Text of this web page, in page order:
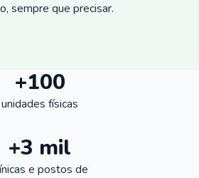
sempre que precisar.
+100
unidades físicas
+3 mil
e postos de